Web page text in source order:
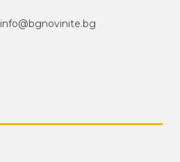
info@bgnovinite.bg